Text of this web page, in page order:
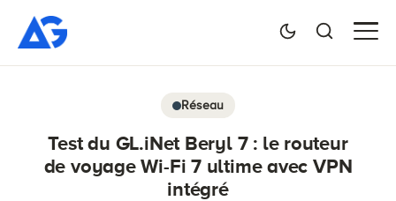
Réseau
Test du GL.iNet Beryl 7 : le routeur
de voyage Wi-Fi 7 ultime avec VPN
intégré